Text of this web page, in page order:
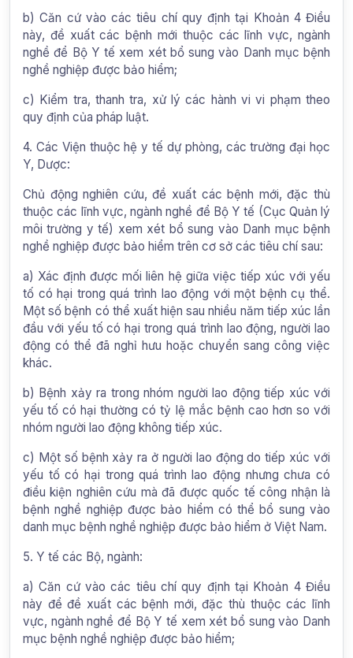
b) Căn cứ vào các tiêu chí quy định tại Khoản 4 Điều
này, đề xuất các bệnh mới thuộc các lĩnh vực, ngành
nghề để Bộ Y tế xem xét bổ sung vào Danh mục bệnh
nghề nghiệp được bảo hiểm;
c) Kiểm tra, thanh tra, xử lý các hành vi vi phạm theo
quy định của pháp luật.
4. Các Viện thuộc hệ y tế dự phòng, các trường đại học
Y, Dược:
Chủ động nghiên cứu, đề xuất các bệnh mới, đặc thù
thuộc các lĩnh vực, ngành nghề để Bộ Y tế (Cục Quản lý
môi trường y tế) xem xét bổ sung vào Danh mục bệnh
nghề nghiệp được bảo hiểm trên cơ sở các tiêu chí sau:
a) Xác định được mối liên hệ giữa việc tiếp xúc với yếu
tố có hại trong quá trình lao động với một bệnh cụ thể.
Một số bệnh có thể xuất hiện sau nhiều năm tiếp xúc lần
đầu với yếu tố có hại trong quá trình lao động, người lao
động có thể đã nghỉ hưu hoặc chuyển sang công việc
khác.
b) Bệnh xảy ra trong nhóm người lao động tiếp xúc với
yếu tố có hại thường có tỷ lệ mắc bệnh cao hơn so với
nhóm người lao động không tiếp xúc.
c) Một số bệnh xảy ra ở người lao động do tiếp xúc với
yếu tố có hại trong quá trình lao động nhưng chưa có
điều kiện nghiên cứu mà đã được quốc tế công nhận là
bệnh nghề nghiệp được bảo hiểm có thể bổ sung vào
danh mục bệnh nghề nghiệp được bảo hiểm ở Việt Nam.
5. Y tế các Bộ, ngành:
a) Căn cứ vào các tiêu chí quy định tại Khoản 4 Điều
này để đề xuất các bệnh mới, đặc thù thuộc các lĩnh
vực, ngành nghề để Bộ Y tế xem xét bổ sung vào Danh
mục bệnh nghề nghiệp được bảo hiểm;